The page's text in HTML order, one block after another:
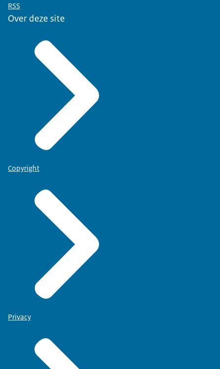
RSS
Over deze site
Copyright
Privacy